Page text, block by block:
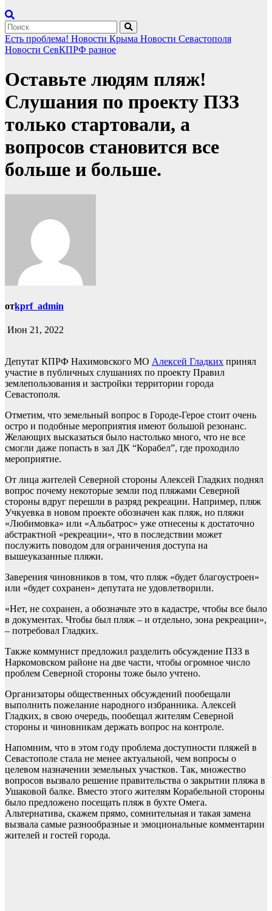
Есть проблема! Новости Крыма Новости Севастополя
Новости СевКПРФ разное
Оставьте людям пляж!
Слушания по проекту ПЗЗ
только стартовали, а
вопросов становится все
больше и больше.
отkprf_admin
Июн 21, 2022
Депутат КПРФ Нахимовского МО Алексей Гладких принял
участие в публичных слушаниях по проекту Правил
землепользования и застройки территории города
Севастополя.
Отметим, что земельный вопрос в Городе-Герое стоит очень
остро и подобные мероприятия имеют большой резонанс.
Желающих высказаться было настолько много, что не все
смогли даже попасть в зал ДК “Корабел”, где проходило
мероприятие.
От лица жителей Северной стороны Алексей Гладких поднял
вопрос почему некоторые земли под пляжами Северной
стороны вдруг перешли в разряд рекреации. Например, пляж
Учкуевка в новом проекте обозначен как пляж, но пляжи
«Любимовка» или «Альбатрос» уже отнесены к достаточно
абстрактной «рекреации», что в последствии может
послужить поводом для ограничения доступа на
вышеуказанные пляжи.
Заверения чиновников в том, что пляж «будет благоустроен»
или «будет сохранен» депутата не удовлетворили.
«Нет, не сохранен, а обозначьте это в кадастре, чтобы все было
в документах. Чтобы был пляж – и отдельно, зона рекреации»,
– потребовал Гладких.
Также коммунист предложил разделить обсуждение ПЗЗ в
Наркомовском районе на две части, чтобы огромное число
проблем Северной стороны тоже было учтено.
Организаторы общественных обсуждений пообещали
выполнить пожелание народного избранника. Алексей
Гладких, в свою очередь, пообещал жителям Северной
стороны и чиновникам держать вопрос на контроле.
Напомним, что в этом году проблема доступности пляжей в
Севастополе стала не менее актуальной, чем вопросы о
целевом назначении земельных участков. Так, множество
вопросов вызвало решение правительства о закрытии пляжа в
Ушаковой балке. Вместо этого жителям Корабельной стороны
было предложено посещать пляж в бухте Омега.
Альтернатива, скажем прямо, сомнительная и такая замена
вызвала самые разнообразные и эмоциональные комментарии
жителей и гостей города.